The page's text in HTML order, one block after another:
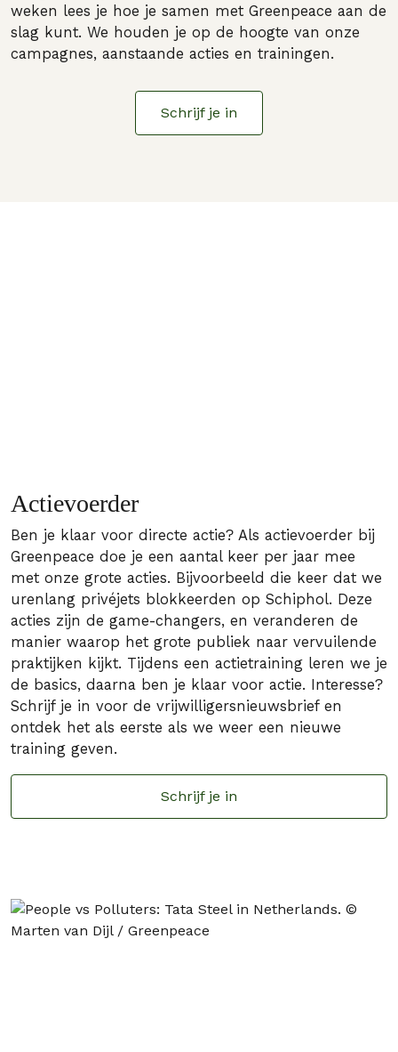
weken lees je hoe je samen met Greenpeace aan de
slag kunt. We houden je op de hoogte van onze
campagnes, aanstaande acties en trainingen.
Schrijf je in
Actievoerder
Ben je klaar voor directe actie? Als actievoerder bij
Greenpeace doe je een aantal keer per jaar mee
met onze grote acties. Bijvoorbeeld die keer dat we
urenlang privéjets blokkeerden op Schiphol. Deze
acties zijn de game-changers, en veranderen de
manier waarop het grote publiek naar vervuilende
praktijken kijkt. Tijdens een actietraining leren we je
de basics, daarna ben je klaar voor actie. Interesse?
Schrijf je in voor de vrijwilligersnieuwsbrief en
ontdek het als eerste als we weer een nieuwe
training geven.
Schrijf je in